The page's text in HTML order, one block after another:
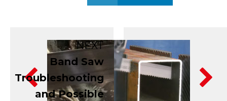
PREVIOUS
Bandsaw
Blade
Break-In-
NEXT
Band Saw
Troubleshooting
and Possible